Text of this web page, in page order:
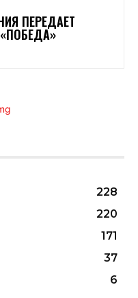
ПЕРЕДАЕТ
228
220
171
37
6